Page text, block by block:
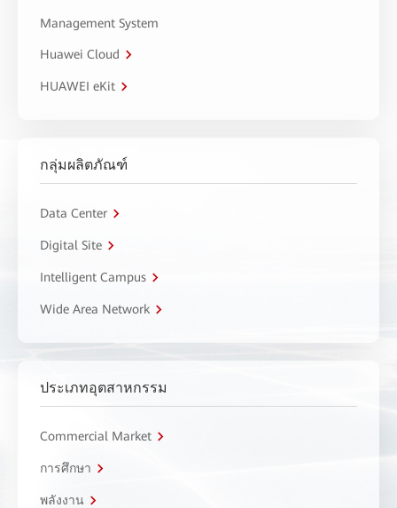
Management System
Huawei Cloud
HUAWEI eKit
กลุ่มผลิตภัณฑ์
Data Center
Digital Site
Intelligent Campus
Wide Area Network
ประเภทอุตสาหกรรม
Commercial Market
การศึกษา
พลังงาน